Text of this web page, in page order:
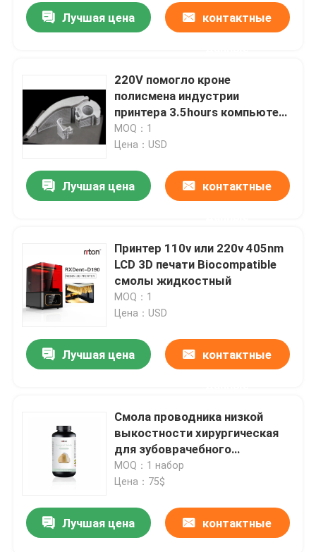
Лучшая цена контактные
220V помогло кроне
полисмена индустрии
принтера 3.5hours компьютера
3d дизайна зубоврачебной
MOQ：1
Цена：USD
Лучшая цена контактные
Принтер 110v или 220v 405nm
LCD 3D печати Biocompatible
смолы жидкостный
MOQ：1
Цена：USD
Лучшая цена контактные
Смола проводника низкой
выкостности хирургическая
для зубоврачебного
модельного принтера 3d
MOQ：1 набор
Цена：75$
Лучшая цена контактные